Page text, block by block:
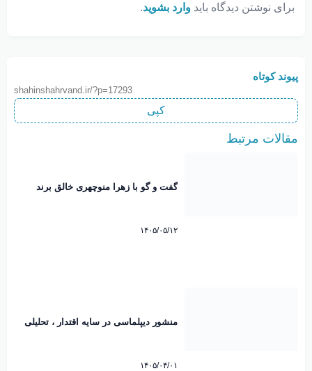
برای نوشتن دیدگاه باید وارد بشوید.
پیوند کوتاه
shahinshahrvand.ir/?p=17293
کپی
مقالات مرتبط
گفت و گو با زهرا منوچهری خالق برند
۱۴۰۵/۰۵/۱۲
منشور دیپلماسی در سایه اقتدار ، تحلیلی
میرقائد کارشناس مسائل سیاسی
۱۴۰۵/۰۴/۰۱